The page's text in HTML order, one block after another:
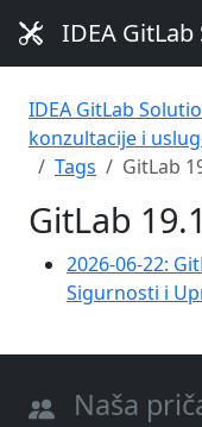
IDEA
IDEA GitLab
konzultacije i
Tags
GitLab
GitLab 19.1
2026-06-22:
Sigurnosti i
Naša